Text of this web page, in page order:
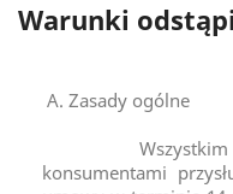
Warunki
A. Zasady ogólne
Wszystkim
konsumentami